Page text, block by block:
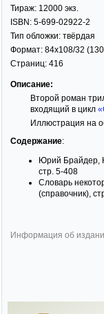
Тираж: 12000 экз.
ISBN: 5-699-02922-2
Тип обложки: твёрдая
Формат: 84x108/32
Страниц: 416
Описание:
Второй роман
входящий в цикл
Иллюстрация на
Содержание:
Юрий Брайдер,
стр. 5-408
Словарь
(справочник),
Информация об